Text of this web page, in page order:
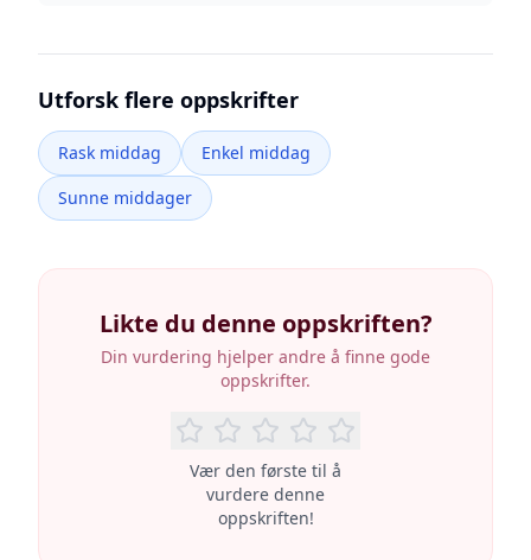
Utforsk flere oppskrifter
Rask middag
Enkel middag
Sunne middager
Likte du denne oppskriften?
Din vurdering hjelper andre å finne gode
oppskrifter.
Vær den første til å
vurdere denne
oppskriften!